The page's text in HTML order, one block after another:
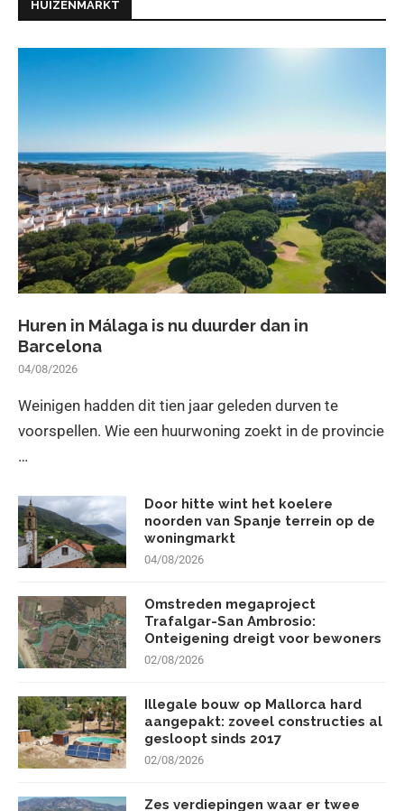
HUIZENMARKT
Huren in Málaga is nu duurder dan in
Barcelona
04/08/2026
Weinigen hadden dit tien jaar geleden durven te
voorspellen. Wie een huurwoning zoekt in de provincie
…
Door hitte wint het koelere
noorden van Spanje terrein op de
woningmarkt
04/08/2026
Omstreden megaproject
Trafalgar-San Ambrosio:
Onteigening dreigt voor bewoners
02/08/2026
Illegale bouw op Mallorca hard
aangepakt: zoveel constructies al
gesloopt sinds 2017
02/08/2026
Zes verdiepingen waar er twee